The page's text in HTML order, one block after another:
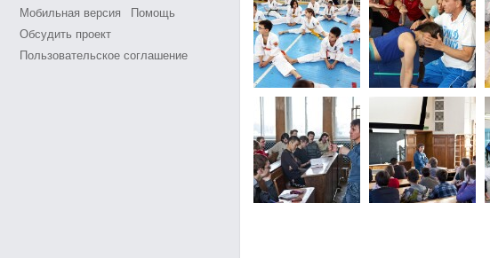
Мобильная версия
Помощь
Обсудить проект
Пользовательское соглашение